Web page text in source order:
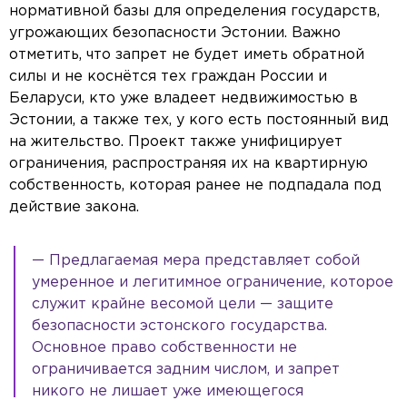
нормативной базы для определения государств,
угрожающих безопасности Эстонии. Важно
отметить, что запрет не будет иметь обратной
силы и не коснётся тех граждан России и
Беларуси, кто уже владеет недвижимостью в
Эстонии, а также тех, у кого есть постоянный вид
на жительство. Проект также унифицирует
ограничения, распространяя их на квартирную
собственность, которая ранее не подпадала под
действие закона.
— Предлагаемая мера представляет собой
умеренное и легитимное ограничение, которое
служит крайне весомой цели — защите
безопасности эстонского государства.
Основное право собственности не
ограничивается задним числом, и запрет
никого не лишает уже имеющегося